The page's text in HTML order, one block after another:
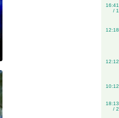
16:41
/ 1
12:18
12:12
10:12
18:13
/ 2